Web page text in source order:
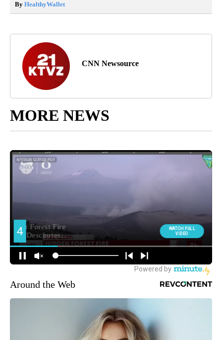
By HealthyWallet
CNN Newsource
MORE NEWS
Around the Web